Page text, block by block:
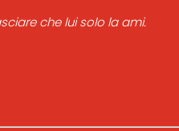
che lui solo la ami.